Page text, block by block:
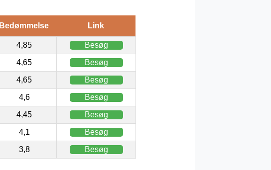
Bedømmelse Link
4,85 Besøg
4,65 Besøg
4,65 Besøg
4,6 Besøg
4,45 Besøg
4,1 Besøg
3,8 Besøg